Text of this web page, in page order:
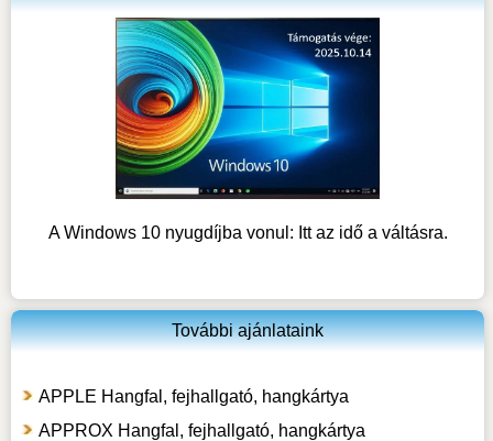
A Windows 10 nyugdíjba vonul: Itt az idő a váltásra.
További ajánlataink
APPLE Hangfal, fejhallgató, hangkártya
APPROX Hangfal, fejhallgató, hangkártya